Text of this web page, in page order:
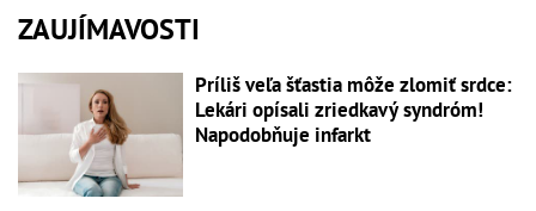
ZAUJÍMAVOSTI
Príliš veľa šťastia môže zlomiť srdce:
Lekári opísali zriedkavý syndróm!
Napodobňuje infarkt